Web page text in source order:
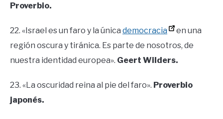
Proverbio.
22. «Israel es un faro y la única democracia
en una
región oscura y tiránica. Es parte de nosotros, de
nuestra identidad europea». Geert Wilders.
23. «La oscuridad reina al pie del faro». Proverbio
japonés.